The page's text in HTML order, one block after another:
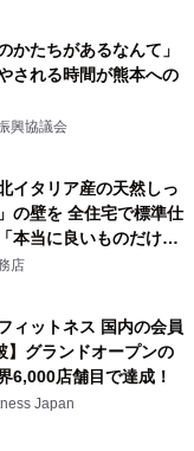
かたちがあるなんて」
される時間が熊本への
興協議会
イタリア産の天然しっ
の壁を 全住宅で標準仕
本当に良いものだけに
店
ィットネス 国内の会員
】グランドオープンの
6,000店舗目で達成！
Japan